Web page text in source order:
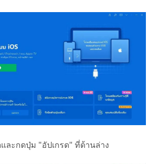
และกดปุ่ม "อัปเกรด" ที่ด้านล่าง